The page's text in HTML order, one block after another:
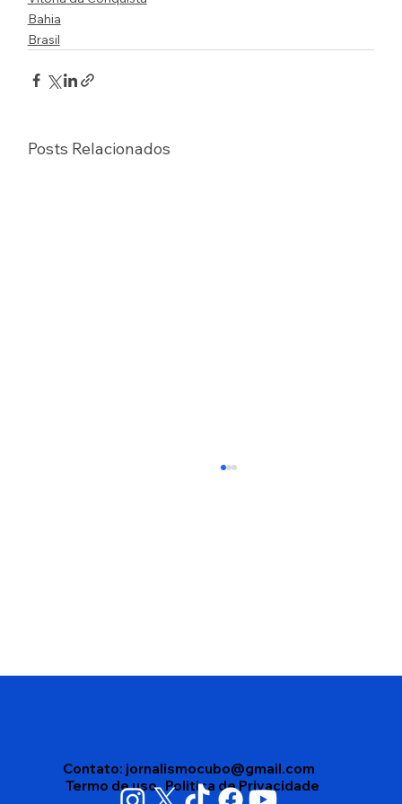
Bahia
Brasil
Posts Relacionados
Edson Gomes segue internado após
Contato: jornalismocubo@gmail.com
Termo de uso Politica de Privacidade